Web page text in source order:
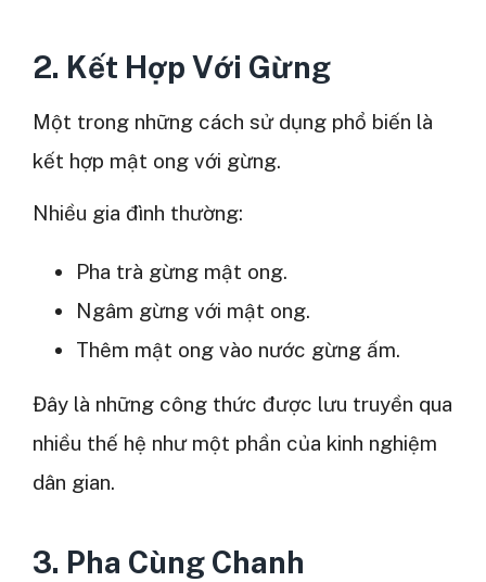
2. Kết Hợp Với Gừng
Một trong những cách sử dụng phổ biến là
kết hợp mật ong với gừng.
Nhiều gia đình thường:
Pha trà gừng mật ong.
Ngâm gừng với mật ong.
Thêm mật ong vào nước gừng ấm.
Đây là những công thức được lưu truyền qua
nhiều thế hệ như một phần của kinh nghiệm
dân gian.
3. Pha Cùng Chanh